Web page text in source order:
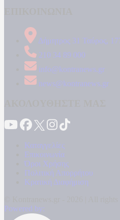
Δήμητρος 31 Ταύρος,
210 34 89 000
info@kontranews.gr
news@kontranews.gr
Καταγγελίες
Επικοινωνία
Όροι Χρήσης
Πολιτική Απορρήτου
Κρατική Διαφήμιση
Powered by: